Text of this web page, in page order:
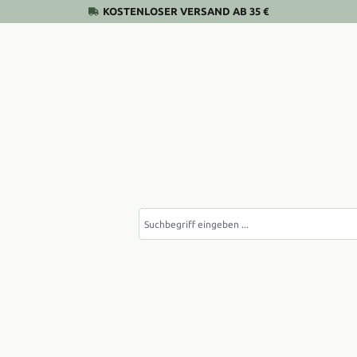
KOSTENLOSER VERSAND AB 35 €